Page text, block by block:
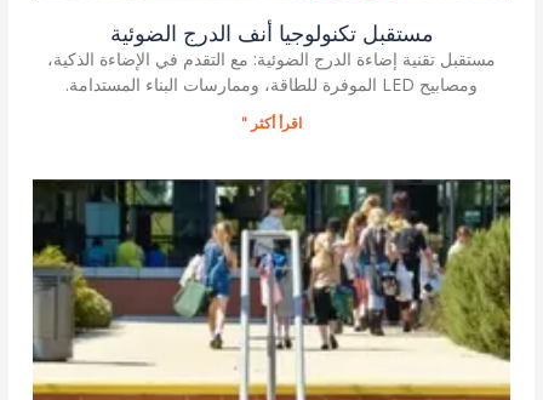
مستقبل تكنولوجيا أنف الدرج الضوئية
مستقبل تقنية إضاءة الدرج الضوئية: مع التقدم في الإضاءة الذكية،
ومصابيح LED الموفرة للطاقة، وممارسات البناء المستدامة.
اقرأ أكثر "